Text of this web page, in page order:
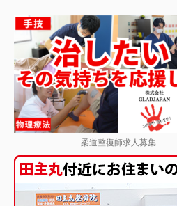
柔道整復師求人募集